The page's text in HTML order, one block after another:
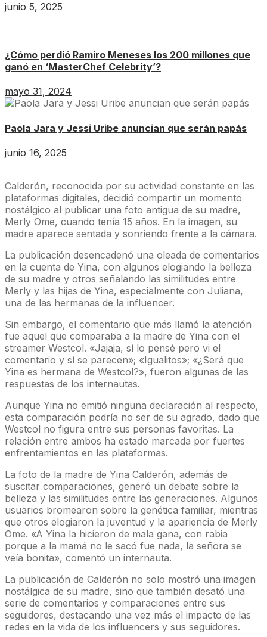
junio 5, 2025
¿Cómo perdió Ramiro Meneses los 200 millones que
ganó en ‘MasterChef Celebrity’?
mayo 31, 2024
Paola Jara y Jessi Uribe anuncian que serán papás
junio 16, 2025
Calderón, reconocida por su actividad constante en las
plataformas digitales, decidió compartir un momento
nostálgico al publicar una foto antigua de su madre,
Merly Ome, cuando tenía 15 años. En la imagen, su
madre aparece sentada y sonriendo frente a la cámara.
La publicación desencadenó una oleada de comentarios
en la cuenta de Yina, con algunos elogiando la belleza
de su madre y otros señalando las similitudes entre
Merly y las hijas de Yina, especialmente con Juliana,
una de las hermanas de la influencer.
Sin embargo, el comentario que más llamó la atención
fue aquel que comparaba a la madre de Yina con el
streamer Westcol. «Jajaja, sí lo pensé pero vi el
comentario y sí se parecen»; «Igualitos»; «¿Será que
Yina es hermana de Westcol?», fueron algunas de las
respuestas de los internautas.
Aunque Yina no emitió ninguna declaración al respecto,
esta comparación podría no ser de su agrado, dado que
Westcol no figura entre sus personas favoritas. La
relación entre ambos ha estado marcada por fuertes
enfrentamientos en las plataformas.
La foto de la madre de Yina Calderón, además de
suscitar comparaciones, generó un debate sobre la
belleza y las similitudes entre las generaciones. Algunos
usuarios bromearon sobre la genética familiar, mientras
que otros elogiaron la juventud y la apariencia de Merly
Ome. «A Yina la hicieron de mala gana, con rabia
porque a la mamá no le sacó fue nada, la señora se
veía bonita», comentó un internauta.
La publicación de Calderón no solo mostró una imagen
nostálgica de su madre, sino que también desató una
serie de comentarios y comparaciones entre sus
seguidores, destacando una vez más el impacto de las
redes en la vida de los influencers y sus seguidores.